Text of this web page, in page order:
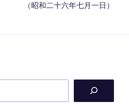
（昭和二十六年七月一日）